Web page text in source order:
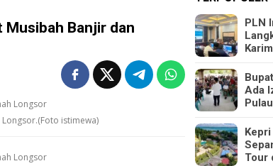
Musibah Banjir dan
istimewa)
PLN
Ada
Tour